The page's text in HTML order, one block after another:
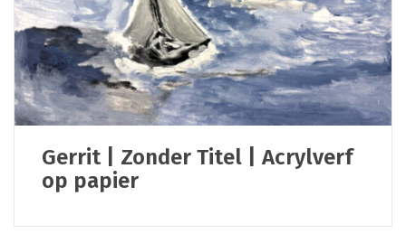
Gerrit | Zonder Titel | Acrylverf
op papier